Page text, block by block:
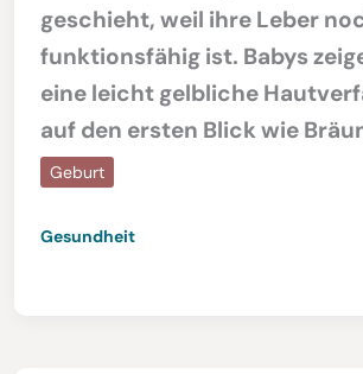
geschieht, weil ihre Leber
funktionsfähig ist. Babys
eine leicht gelbliche
auf den ersten Blick wie
Geburt
Gesundheit